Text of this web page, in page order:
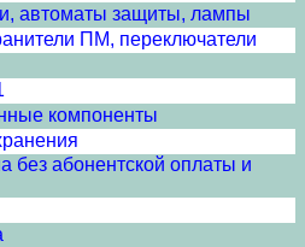
автоматы защиты, лампы
ПМ, переключатели
компоненты
без абонентской оплаты и